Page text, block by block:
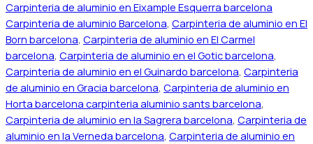
Carpinteria de aluminio en Eixample Esquerra barcelona
Carpinteria de aluminio Barcelona, Carpinteria de aluminio en El
Born barcelona, Carpinteria de aluminio en El Carmel
barcelona, Carpinteria de aluminio en el Gotic barcelona,
Carpinteria de aluminio en el Guinardo barcelona, Carpinteria
de aluminio en Gracia barcelona, Carpinteria de aluminio en
Horta barcelona carpinteria aluminio sants barcelona,
Carpinteria de aluminio en la Sagrera barcelona, Carpinteria de
aluminio en la Verneda barcelona, Carpinteria de aluminio en